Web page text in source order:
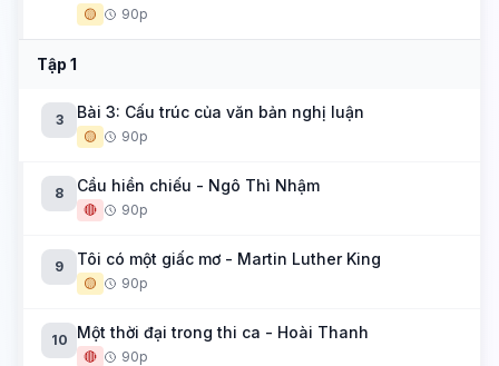
🟡 90p
Tập 1
3 Bài 3: Cấu trúc của văn bản nghị luận
🟡 90p
8 Cầu hiền chiếu - Ngô Thì Nhậm
🔴 90p
9 Tôi có một giấc mơ - Martin Luther King
🟡 90p
10 Một thời đại trong thi ca - Hoài Thanh
🔴 90p